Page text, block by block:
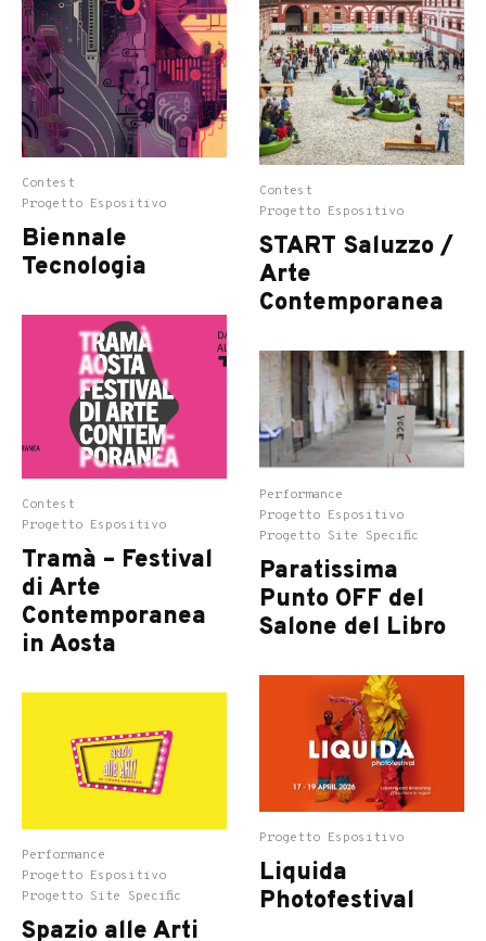
Contest
Progetto Espositivo
Biennale
Tecnologia
Contest
Progetto Espositivo
Tramà – Festival
di Arte
Contemporanea
in Aosta
Performance
Progetto Espositivo
Progetto Site Specific
Spazio alle Arti
Contest
Progetto Espositivo
START Saluzzo /
Arte
Contemporanea
Performance
Progetto Espositivo
Progetto Site Specific
Paratissima
Punto OFF del
Salone del Libro
Progetto Espositivo
Liquida
Photofestival